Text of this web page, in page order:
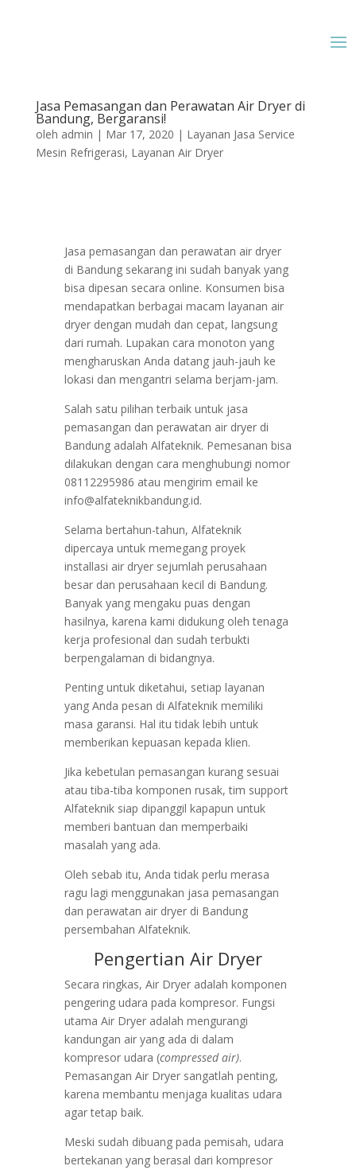
Jasa Pemasangan dan Perawatan Air Dryer di
Bandung, Bergaransi!
oleh admin | Mar 17, 2020 | Layanan Jasa Service
Mesin Refrigerasi, Layanan Air Dryer
Jasa pemasangan dan perawatan air dryer
di Bandung sekarang ini sudah banyak yang
bisa dipesan secara online. Konsumen bisa
mendapatkan berbagai macam layanan air
dryer dengan mudah dan cepat, langsung
dari rumah. Lupakan cara monoton yang
mengharuskan Anda datang jauh-jauh ke
lokasi dan mengantri selama berjam-jam.
Salah satu pilihan terbaik untuk jasa
pemasangan dan perawatan air dryer di
Bandung adalah Alfateknik. Pemesanan bisa
dilakukan dengan cara menghubungi nomor
08112295986 atau mengirim email ke
info@alfateknikbandung.id.
Selama bertahun-tahun, Alfateknik
dipercaya untuk memegang proyek
installasi air dryer sejumlah perusahaan
besar dan perusahaan kecil di Bandung.
Banyak yang mengaku puas dengan
hasilnya, karena kami didukung oleh tenaga
kerja profesional dan sudah terbukti
berpengalaman di bidangnya.
Penting untuk diketahui, setiap layanan
yang Anda pesan di Alfateknik memiliki
masa garansi. Hal itu tidak lebih untuk
memberikan kepuasan kepada klien.
Jika kebetulan pemasangan kurang sesuai
atau tiba-tiba komponen rusak, tim support
Alfateknik siap dipanggil kapapun untuk
memberi bantuan dan memperbaiki
masalah yang ada.
Oleh sebab itu, Anda tidak perlu merasa
ragu lagi menggunakan jasa pemasangan
dan perawatan air dryer di Bandung
persembahan Alfateknik.
Pengertian Air Dryer
Secara ringkas, Air Dryer adalah komponen
pengering udara pada kompresor. Fungsi
utama Air Dryer adalah mengurangi
kandungan air yang ada di dalam
kompresor udara (compressed air).
Pemasangan Air Dryer sangatlah penting,
karena membantu menjaga kualitas udara
agar tetap baik.
Meski sudah dibuang pada pemisah, udara
bertekanan yang berasal dari kompresor